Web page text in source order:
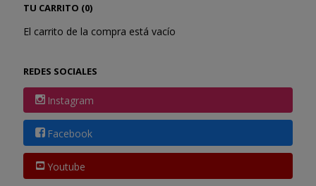
TU CARRITO (0)
El carrito de la compra está vacío
REDES SOCIALES
Instagram
Facebook
Youtube